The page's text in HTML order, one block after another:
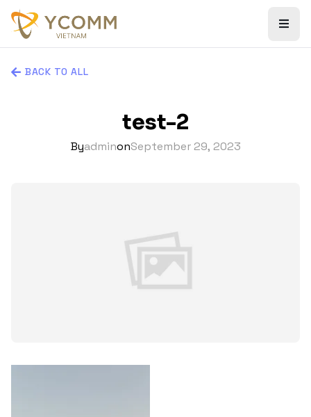
BACK TO ALL
test-2
ByadminonSeptember 29, 2023